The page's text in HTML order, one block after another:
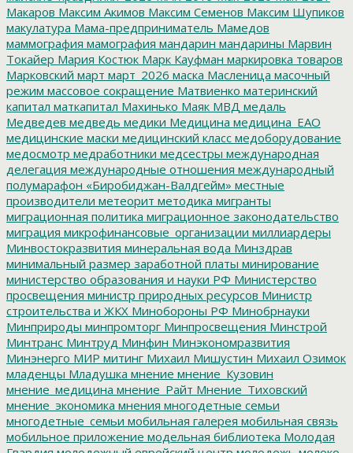
Макаров Максим Акимов Максим Семенов Максим Шупиков
макулатура Мама-предприниматель Мамедов
маммография мамография мандарин мандарины Марвин
Токайер Мария Костюк Марк Кауфман маркировка товаров
Марковский март март_2026 маска Масленица масочный
режим массовое сокращение Матвиенко материнский
капитал маткапитал Махинько Маяк МВД медаль
Медведев медведь медики Медицина медицина_ЕАО
медицинские маски медицинский класс медоборудование
медосмотр медработники медсестры международная
делегация международные отношения международный
полумарафон «Биробиджан-Валдгейм» местные
производители метеорит методика мигранты
миграционная политика миграционное законодательство
миграция микрофинансовые_организации миллиардеры
Минвостокразвития минеральная вода Минздрав
минимальный размер заработной платы минирование
министерство образования и науки РФ Министерство
просвещения министр природных ресурсов Министр
строительства и ЖКХ Минобороны РФ Минобрнауки
Минприроды минпромторг Минпросвещения Минстрой
Минтранс Минтруд Минфин Минэкономразвития
Минэнерго МИР митинг Михаил Мишустин Михаил Озимок
младенцы Младушка мнение мнение_Кузовин
мнение_медицина мнение_Райт Мнение_Тиховский
мнение_экономика мнения многодетные семьи
многодетные_семьи мобильная галерея мобильная связь
мобильное приложение модельная библиотека Молодая